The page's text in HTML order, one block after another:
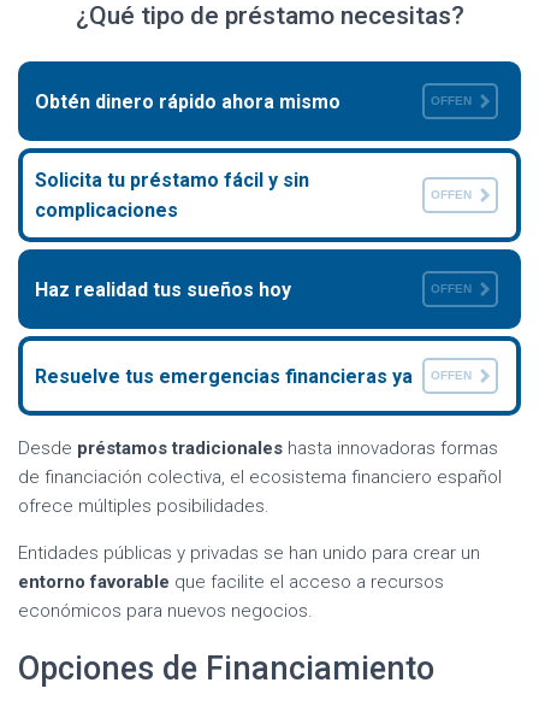
¿Qué tipo de préstamo necesitas?
Obtén dinero rápido ahora mismo OFFEN
Solicita tu préstamo fácil y sin
complicaciones
OFFEN
Haz realidad tus sueños hoy OFFEN
Resuelve tus emergencias financieras ya OFFEN
Desde préstamos tradicionales hasta innovadoras formas
de financiación colectiva, el ecosistema financiero español
ofrece múltiples posibilidades.
Entidades públicas y privadas se han unido para crear un
entorno favorable que facilite el acceso a recursos
económicos para nuevos negocios.
Opciones de Financiamiento